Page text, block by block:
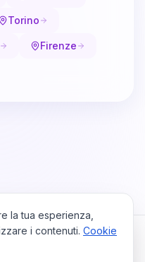
Torino
Firenze
la tua esperienza,
i contenuti. Cookie